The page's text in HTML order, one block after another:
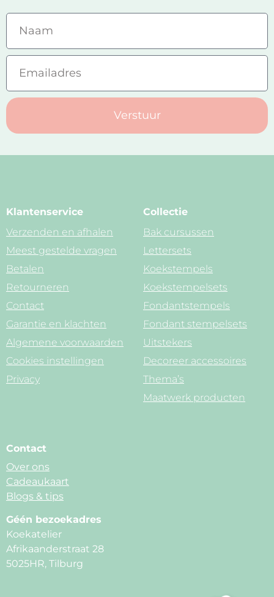
Verstuur
Klantenservice
Verzenden en afhalen
Meest gestelde vragen
Betalen
Retourneren
Contact
Garantie en klachten
Algemene voorwaarden
Cookies instellingen
Privacy
Collectie
Bak cursussen
Lettersets
Koekstempels
Koekstempelsets
Fondantstempels
Fondant stempelsets
Uitstekers
Decoreer accessoires
Thema’s
Maatwerk producten
Contact
Over ons
Cadeaukaart
Blogs & tips
Géén bezoekadres
Koekatelier
Afrikaanderstraat 28
5025HR, Tilburg